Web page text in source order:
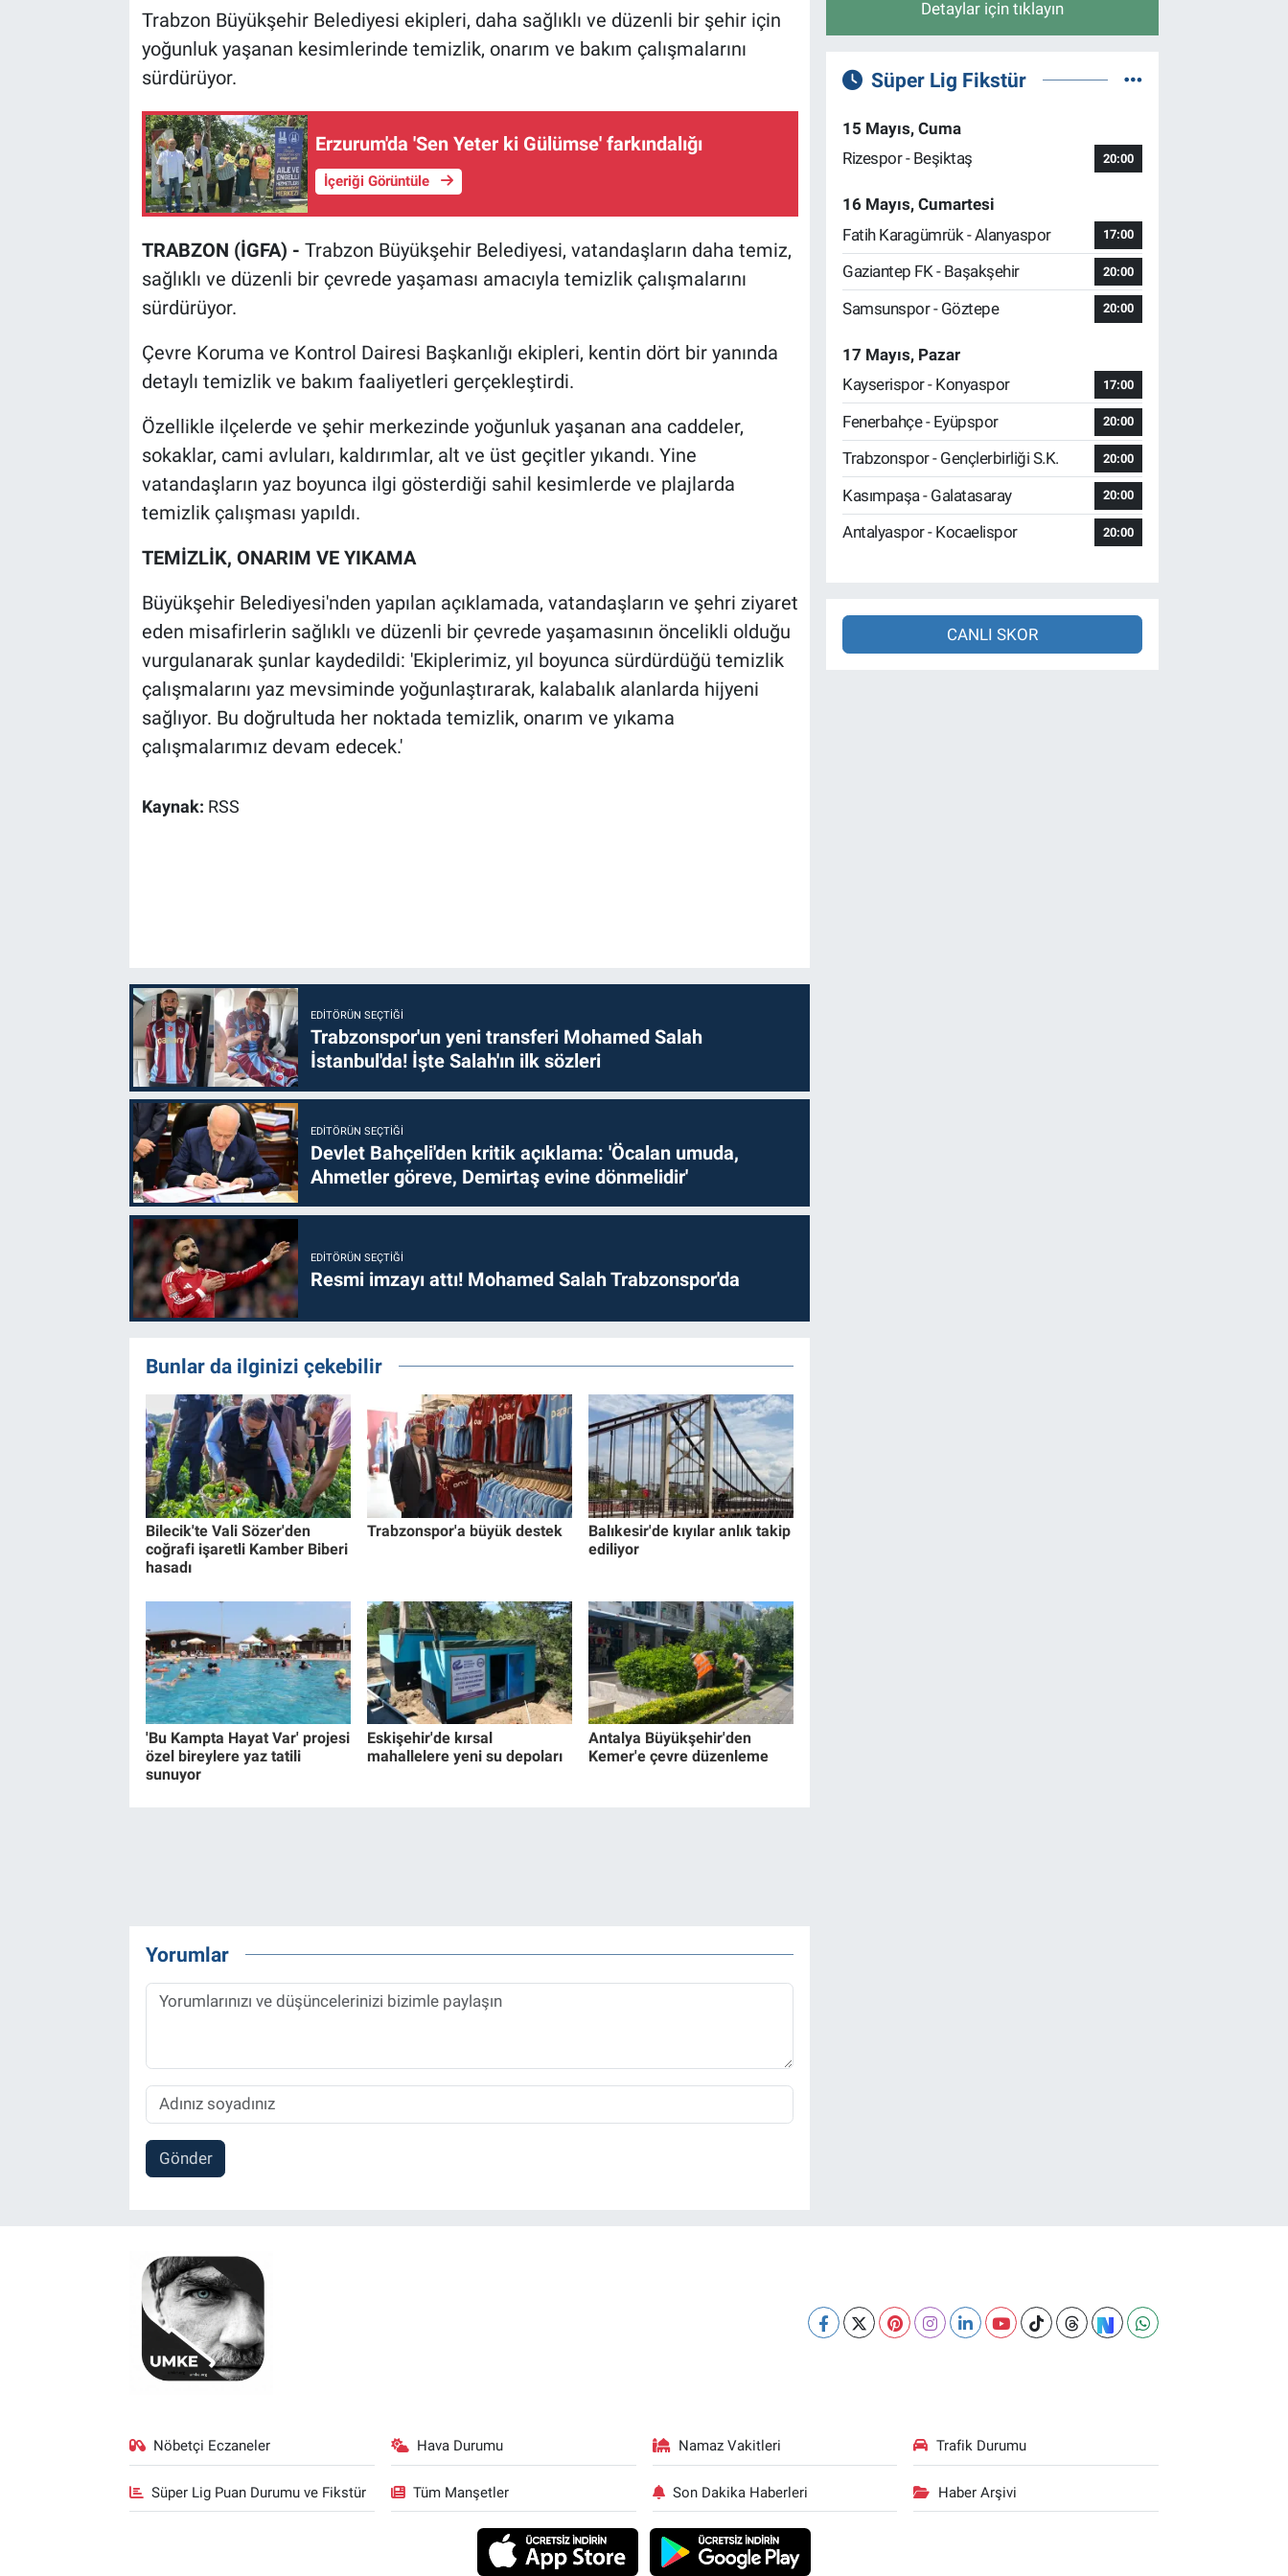
Trabzon Büyükşehir Belediyesi ekipleri, daha sağlıklı ve düzenli bir şehir için
yoğunluk yaşanan kesimlerinde temizlik, onarım ve bakım çalışmalarını
sürdürüyor.
Erzurum'da 'Sen Yeter ki Gülümse' farkındalığı
İçeriği Görüntüle
TRABZON (İGFA) - Trabzon Büyükşehir Belediyesi, vatandaşların daha temiz,
sağlıklı ve düzenli bir çevrede yaşaması amacıyla temizlik çalışmalarını
sürdürüyor.
Çevre Koruma ve Kontrol Dairesi Başkanlığı ekipleri, kentin dört bir yanında
detaylı temizlik ve bakım faaliyetleri gerçekleştirdi.
Özellikle ilçelerde ve şehir merkezinde yoğunluk yaşanan ana caddeler,
sokaklar, cami avluları, kaldırımlar, alt ve üst geçitler yıkandı. Yine
vatandaşların yaz boyunca ilgi gösterdiği sahil kesimlerde ve plajlarda
temizlik çalışması yapıldı.
TEMİZLİK, ONARIM VE YIKAMA
Büyükşehir Belediyesi'nden yapılan açıklamada, vatandaşların ve şehri ziyaret
eden misafirlerin sağlıklı ve düzenli bir çevrede yaşamasının öncelikli olduğu
vurgulanarak şunlar kaydedildi: 'Ekiplerimiz, yıl boyunca sürdürdüğü temizlik
çalışmalarını yaz mevsiminde yoğunlaştırarak, kalabalık alanlarda hijyeni
sağlıyor. Bu doğrultuda her noktada temizlik, onarım ve yıkama
çalışmalarımız devam edecek.'
Kaynak: RSS
EDITÖRÜN SEÇTIĞI
Trabzonspor'un yeni transferi Mohamed Salah
İstanbul'da! İşte Salah'ın ilk sözleri
EDITÖRÜN SEÇTIĞI
Devlet Bahçeli'den kritik açıklama: 'Öcalan umuda,
Ahmetler göreve, Demirtaş evine dönmelidir'
EDITÖRÜN SEÇTIĞI
Resmi imzayı attı! Mohamed Salah Trabzonspor'da
Bunlar da ilginizi çekebilir
Bilecik'te Vali Sözer'den
coğrafi işaretli Kamber Biberi
hasadı
Trabzonspor'a büyük destek
Balıkesir'de kıyılar anlık takip
ediliyor
'Bu Kampta Hayat Var' projesi
özel bireylere yaz tatili
sunuyor
Eskişehir'de kırsal
mahallelere yeni su depoları
Antalya Büyükşehir'den
Kemer'e çevre düzenleme
Yorumlar
Gönder
Detaylar için tıklayın
Süper Lig Fikstür
15 Mayıs, Cuma
Rizespor - Beşiktaş
20:00
16 Mayıs, Cumartesi
Fatih Karagümrük - Alanyaspor
17:00
Gaziantep FK - Başakşehir 20:00
Samsunspor - Göztepe 20:00
17 Mayıs, Pazar
Kayserispor - Konyaspor
17:00
Fenerbahçe - Eyüpspor 20:00
Trabzonspor - Gençlerbirliği S.K. 20:00
Kasımpaşa - Galatasaray 20:00
Antalyaspor - Kocaelispor 20:00
CANLI SKOR
Nöbetçi Eczaneler Hava Durumu Namaz Vakitleri Trafik Durumu
Süper Lig Puan Durumu ve Fikstür Tüm Manşetler Son Dakika Haberleri Haber Arşivi